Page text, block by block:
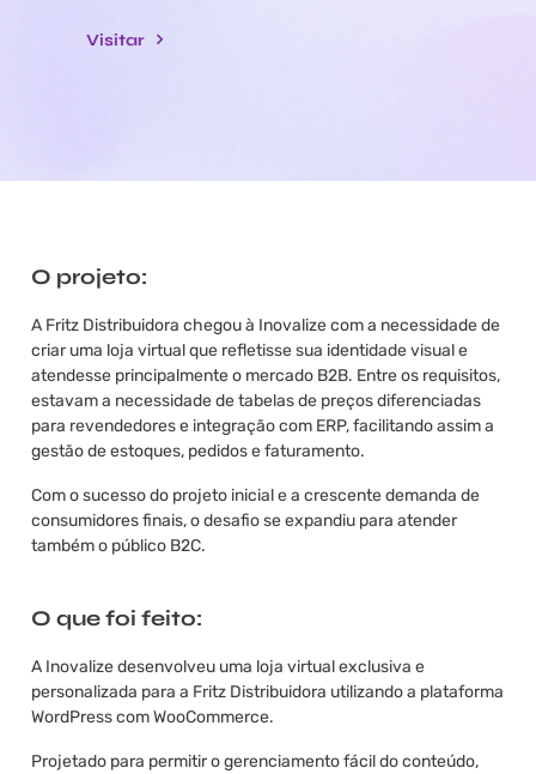
Visitar
O projeto:
A Fritz Distribuidora chegou à Inovalize com a necessidade de
criar uma loja virtual que refletisse sua identidade visual e
atendesse principalmente o mercado B2B. Entre os requisitos,
estavam a necessidade de tabelas de preços diferenciadas
para revendedores e integração com ERP, facilitando assim a
gestão de estoques, pedidos e faturamento.
Com o sucesso do projeto inicial e a crescente demanda de
consumidores finais, o desafio se expandiu para atender
também o público B2C.
O que foi feito:
A Inovalize desenvolveu uma loja virtual exclusiva e
personalizada para a Fritz Distribuidora utilizando a plataforma
WordPress com WooCommerce.
Projetado para permitir o gerenciamento fácil do conteúdo,